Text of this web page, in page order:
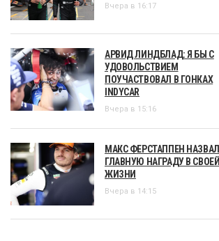
Вчера в 16:17
АРВИД ЛИНДБЛАД: Я БЫ С
УДОВОЛЬСТВИЕМ
ПОУЧАСТВОВАЛ В ГОНКАХ
INDYCAR
Вчера в 15:16
МАКС ФЕРСТАППЕН НАЗВАЛ
ГЛАВНУЮ НАГРАДУ В СВОЕЙ
ЖИЗНИ
Вчера в 14:15